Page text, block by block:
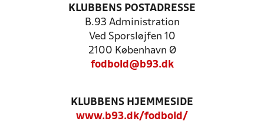
KLUBBENS POSTADRESSE
B.93 Administration
Ved Sporsløjfen 10
2100 København Ø
fodbold@b93.dk
KLUBBENS HJEMMESIDE
www.b93.dk/fodbold/